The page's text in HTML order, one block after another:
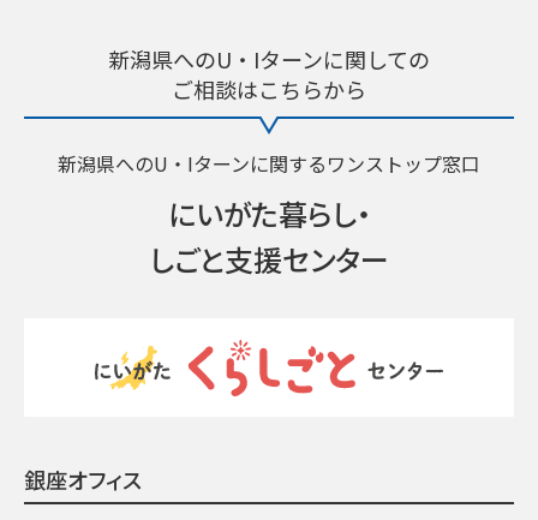
新潟県へのU・Iターンに関しての
ご相談はこちらから
新潟県へのU・Iターンに関するワンストップ窓口
にいがた暮らし・
しごと支援センター
銀座オフィス